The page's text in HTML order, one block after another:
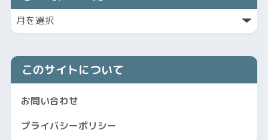
このサイトについて
お問い合わせ
プライバシーポリシー